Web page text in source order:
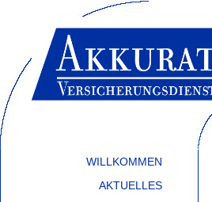
WILLKOMMEN
AKTUELLES